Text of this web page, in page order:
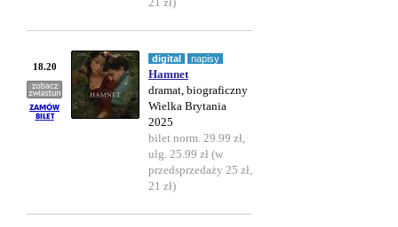
18.20
digital napisy
Hamnet
dramat, biograficzny
Wielka Brytania
2025
bilet norm. 29.99 zł,
ulg. 25.99 zł (w
przedsprzedaży 25 zł,
21 zł)